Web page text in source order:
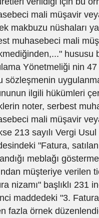
mali müşavir
makbuzu nüshaları
muhasebeci mali
hususu
Yönetmeliği nin 47
sözleşmenin
ilgili hükümleri
noter, serbest
mali müşavir
213 sayılı Vergi
"Fatura,
meblağı
müşteriye verilen
nizamı" başlıklı 231
maddedeki "3.
fazla örnek